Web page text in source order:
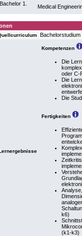
1.
Medical
Bachelorstudium
Kompetenzen
Die
oder C-
Die
Die
Fertigkeiten
k6)
(k1-k3)